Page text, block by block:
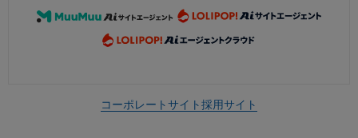
コーポレートサイト採用サイト